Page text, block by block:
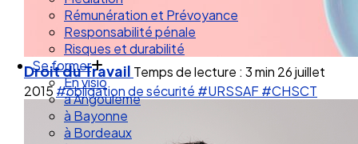
Médiation
Rémunération et Prévoyance
Responsabilité pénale
Risques et durabilité
Se former
En visio
à Angouleme
à Bayonne
Droit du Travail Temps de lecture : 3 min 26 juillet
2015#obligation de sécurité #URSSAF#CHSCT